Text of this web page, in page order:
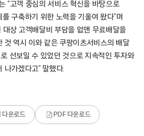
“고객 중심의 서비스 혁신을 바탕으로
구축하기 위한 노력을 기울여 왔다”며
대상 고객배달비 부담을 없앤 무료배달을
것 역시 이와 같은 쿠팡이츠서비스의 배달
선보일 수 있었던 것으로 지속적인 투자와
나가겠다고” 말했다.
다운로드 PDF 다운로드